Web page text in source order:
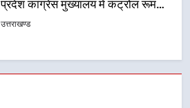
प्रदेश कांग्रेस मुख्यालय में कंट्रोल रूम
का शुभारंभ
उत्तराखण्ड